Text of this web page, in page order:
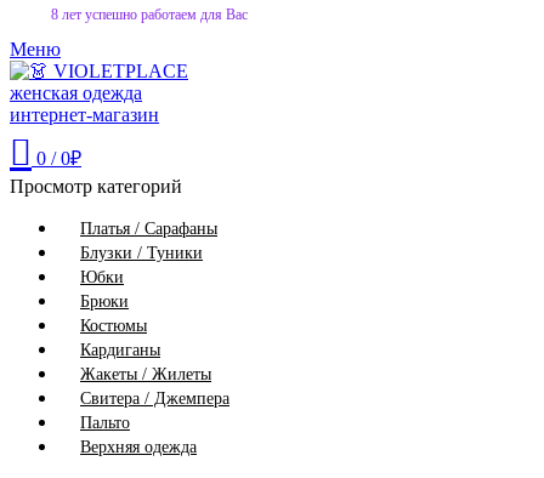
8 лет успешно работаем для Вас
Меню
0 / 0₽
Просмотр категорий
Платья / Сарафаны
Блузки / Туники
Юбки
Брюки
Костюмы
Кардиганы
Жакеты / Жилеты
Свитера / Джемпера
Пальто
Верхняя одежда